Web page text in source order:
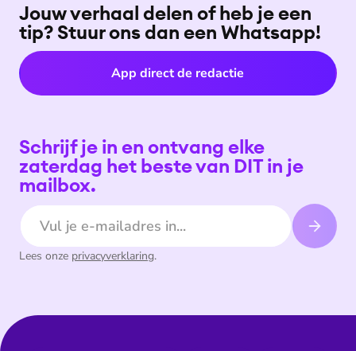
Jouw verhaal delen of heb je een
tip? Stuur ons dan een Whatsapp!
App direct de redactie
Schrijf je in en ontvang elke
zaterdag het beste van DIT in je
mailbox.
E-mailadres
Lees onze privacyverklaring.